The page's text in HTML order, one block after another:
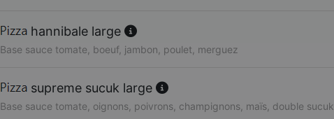
hannibale large
Base sauce tomate, boeuf, jambon, poulet, merguez
supreme sucuk large
Base sauce tomate, oignons, poivrons, champignons, maïs, double sucuk